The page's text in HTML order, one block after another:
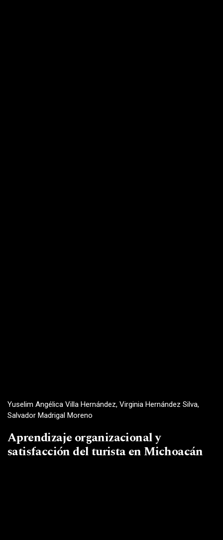
Yuselim Angélica Villa Hernández, Virginia Hernández Silva,
Salvador Madrigal Moreno
Aprendizaje organizacional y
satisfacción del turista en Michoacán